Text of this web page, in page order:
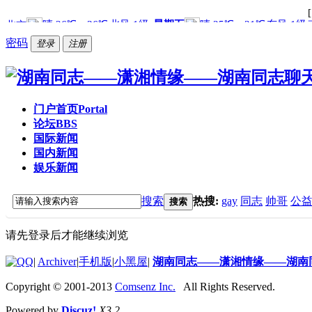
密码 登录 注册
门户首页Portal
论坛BBS
国际新闻
国内新闻
娱乐新闻
搜索 搜索 热搜: gay 同志 帅哥 公益
请先登录后才能继续浏览
| Archiver|手机版|小黑屋| 湖南同志——潇湘情缘——湖南
Copyright © 2001-2013 Comsenz Inc. All Rights Reserved.